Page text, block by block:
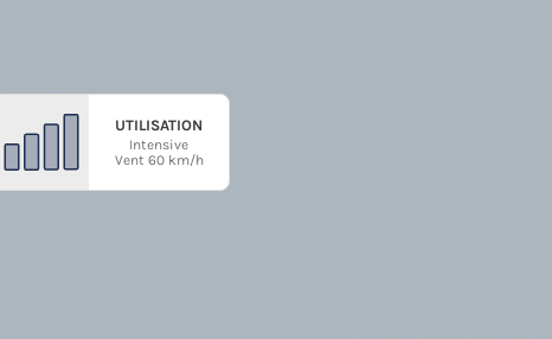
UTILISATION
Intensive
Vent 60 km/h